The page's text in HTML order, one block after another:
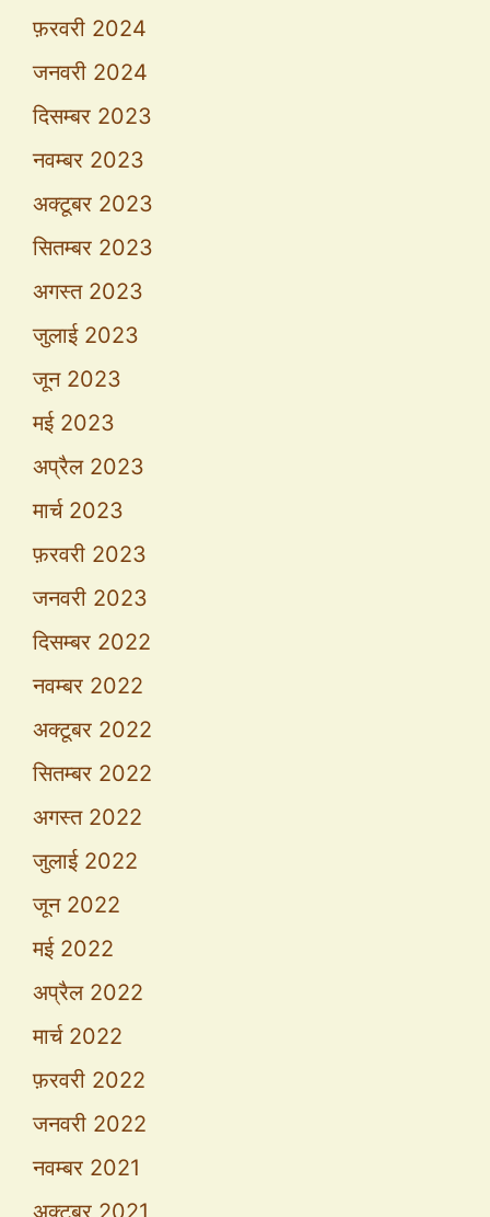
फ़रवरी 2024
जनवरी 2024
दिसम्बर 2023
नवम्बर 2023
अक्टूबर 2023
सितम्बर 2023
अगस्त 2023
जुलाई 2023
जून 2023
मई 2023
अप्रैल 2023
मार्च 2023
फ़रवरी 2023
जनवरी 2023
दिसम्बर 2022
नवम्बर 2022
अक्टूबर 2022
सितम्बर 2022
अगस्त 2022
जुलाई 2022
जून 2022
मई 2022
अप्रैल 2022
मार्च 2022
फ़रवरी 2022
जनवरी 2022
नवम्बर 2021